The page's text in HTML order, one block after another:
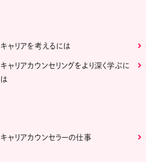
キャリアを考えるには
キャリアカウンセリングをより深く学ぶに
は
キャリアカウンセラーの仕事